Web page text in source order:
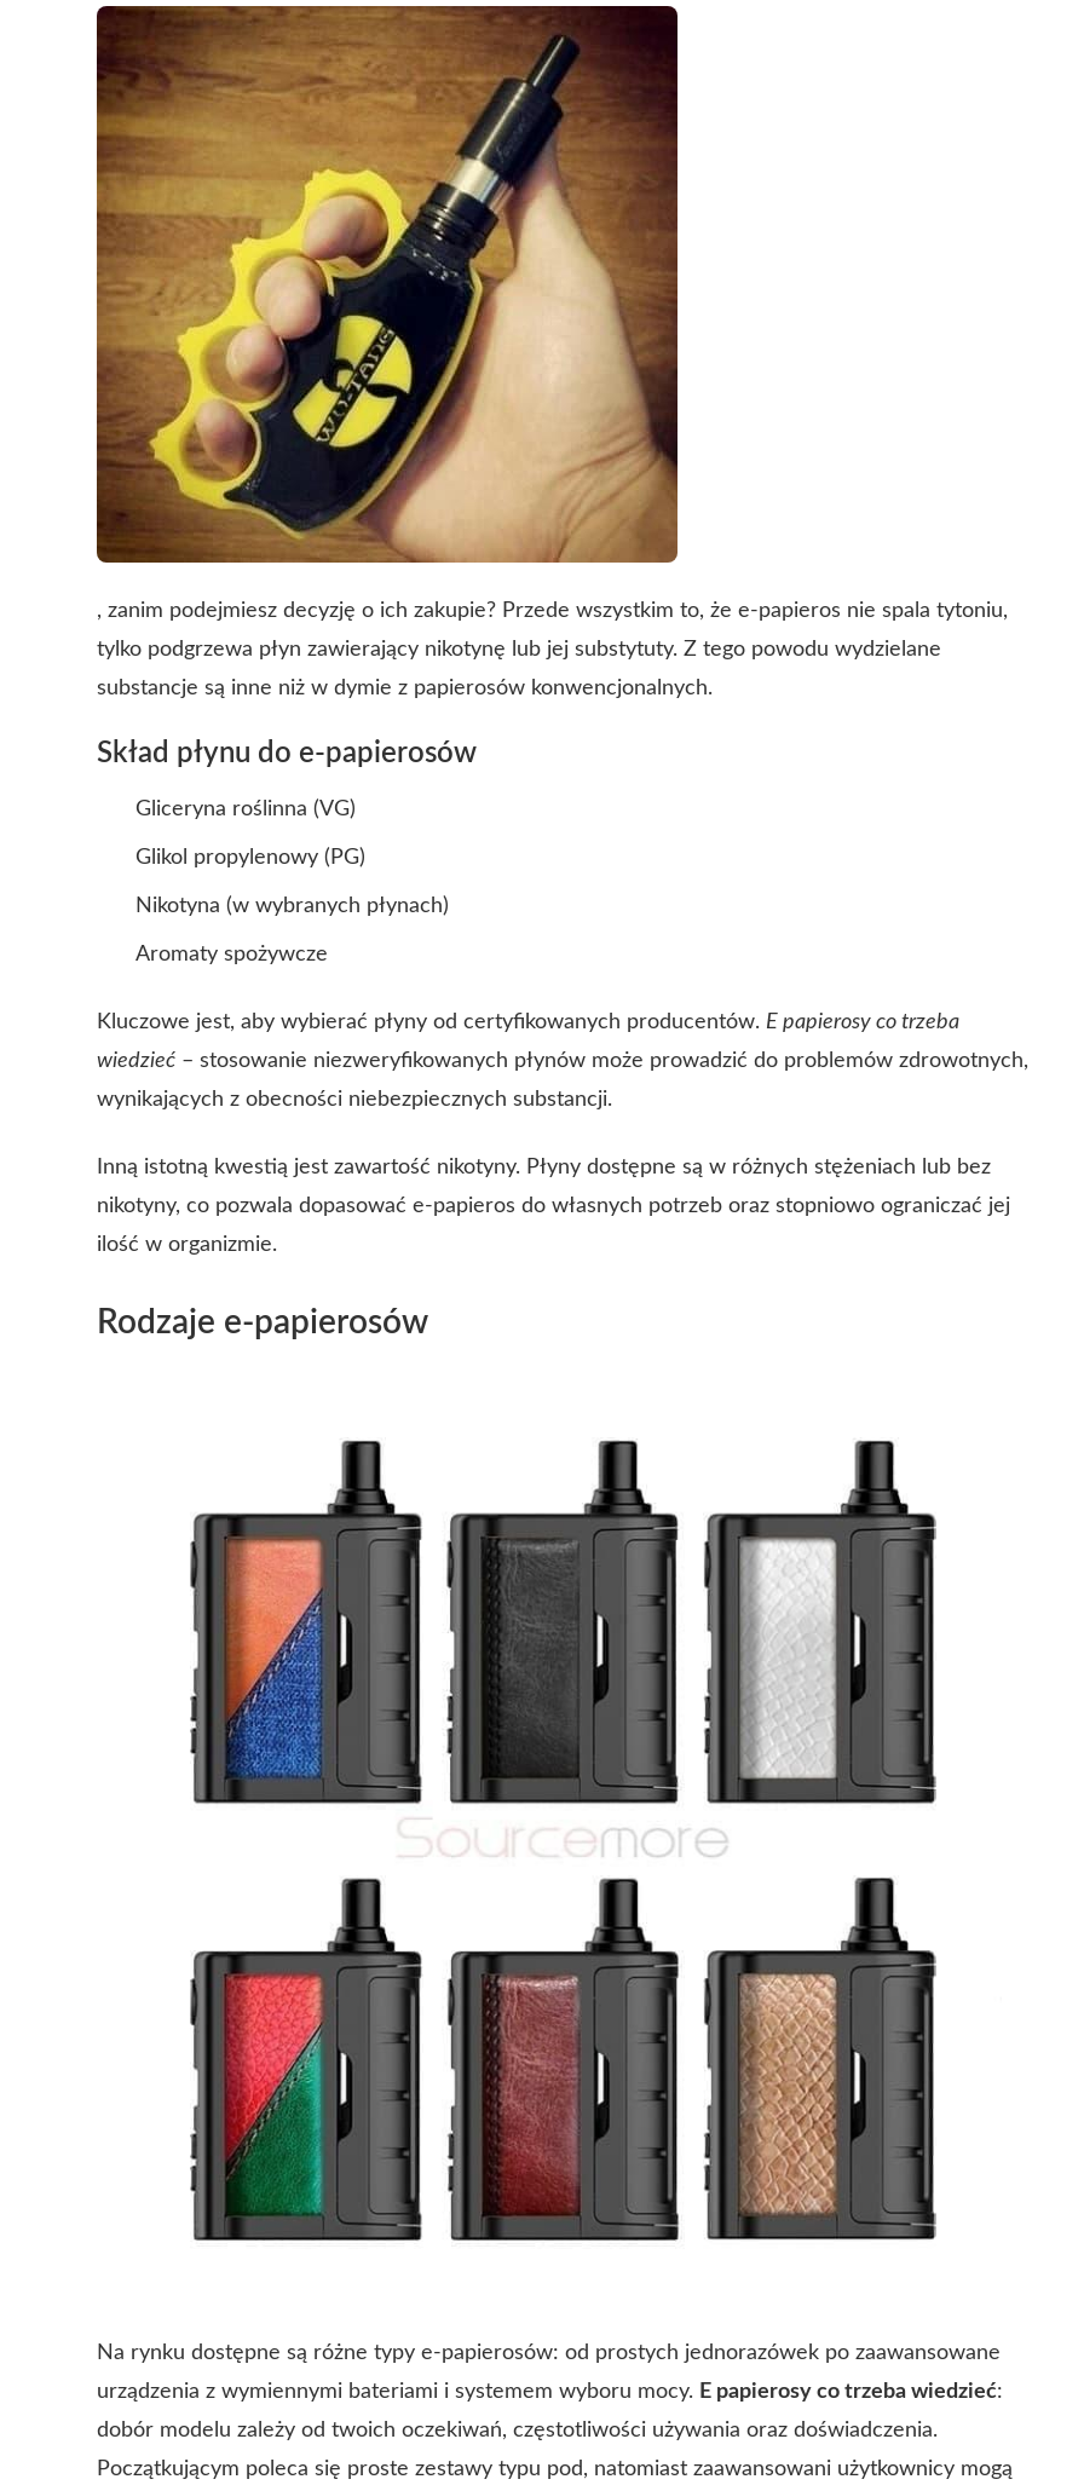
, zanim podejmiesz decyzję o ich zakupie? Przede wszystkim to, że e-papieros nie spala tytoniu,
tylko podgrzewa płyn zawierający nikotynę lub jej substytuty. Z tego powodu wydzielane
substancje są inne niż w dymie z papierosów konwencjonalnych.
Skład płynu do e-papierosów
Gliceryna roślinna (VG)
Glikol propylenowy (PG)
Nikotyna (w wybranych płynach)
Aromaty spożywcze
Kluczowe jest, aby wybierać płyny od certyfikowanych producentów. E papierosy co trzeba
wiedzieć – stosowanie niezweryfikowanych płynów może prowadzić do problemów zdrowotnych,
wynikających z obecności niebezpiecznych substancji.
Inną istotną kwestią jest zawartość nikotyny. Płyny dostępne są w różnych stężeniach lub bez
nikotyny, co pozwala dopasować e-papieros do własnych potrzeb oraz stopniowo ograniczać jej
ilość w organizmie.
Rodzaje e-papierosów
Na rynku dostępne są różne typy e-papierosów: od prostych jednorazówek po zaawansowane
urządzenia z wymiennymi bateriami i systemem wyboru mocy. E papierosy co trzeba wiedzieć:
dobór modelu zależy od twoich oczekiwań, częstotliwości używania oraz doświadczenia.
Początkującym poleca się proste zestawy typu pod, natomiast zaawansowani użytkownicy mogą